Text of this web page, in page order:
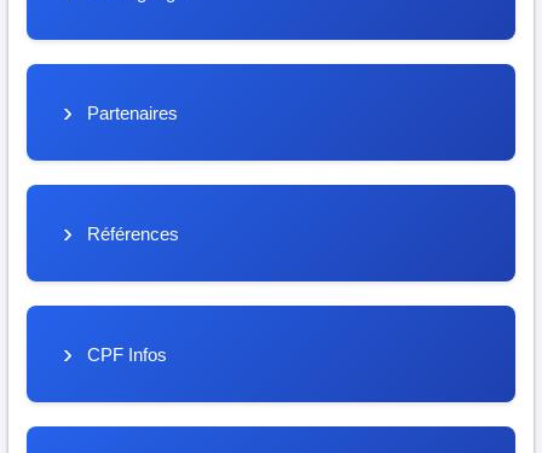
Partenaires
Références
CPF Infos